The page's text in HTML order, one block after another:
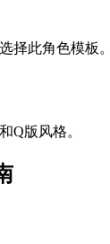
择此角色模板。
Q版风格。